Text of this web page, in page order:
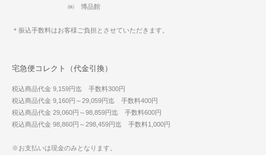
㈱ 博品館
＊振込手数料はお客様ご負担とさせていただきます。
宅急便コレクト（代金引換）
税込商品代金 9,159円迄 手数料300円
税込商品代金 9,160円～29,059円迄 手数料400円
税込商品代金 29,060円～98,859円迄 手数料600円
税込商品代金 98,860円～298,459円迄 手数料1,000円
※お支払いは現金のみとなります。